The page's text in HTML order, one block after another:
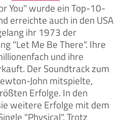
You" wurde ein Top-10-
erreichte auch in den USA
ihr 1973 der
"Let Me Be There". Ihre
und ihre
Der Soundtrack zum
John mitspielte,
Erfolge. In den
weitere Erfolge mit dem